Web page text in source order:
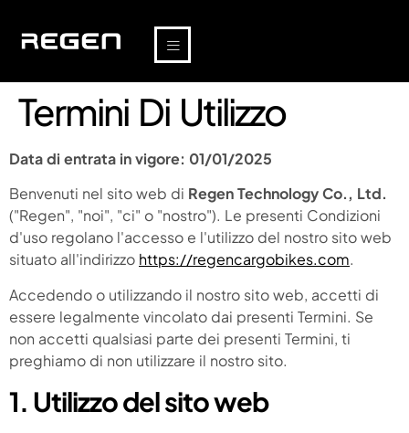
Termini Di Utilizzo
Data di entrata in vigore: 01/01/2025
Benvenuti nel sito web di Regen Technology Co., Ltd.
("Regen", "noi", "ci" o "nostro"). Le presenti Condizioni
d'uso regolano l'accesso e l'utilizzo del nostro sito web
situato all'indirizzo https://regencargobikes.com.
Accedendo o utilizzando il nostro sito web, accetti di
essere legalmente vincolato dai presenti Termini. Se
non accetti qualsiasi parte dei presenti Termini, ti
preghiamo di non utilizzare il nostro sito.
1. Utilizzo del sito web